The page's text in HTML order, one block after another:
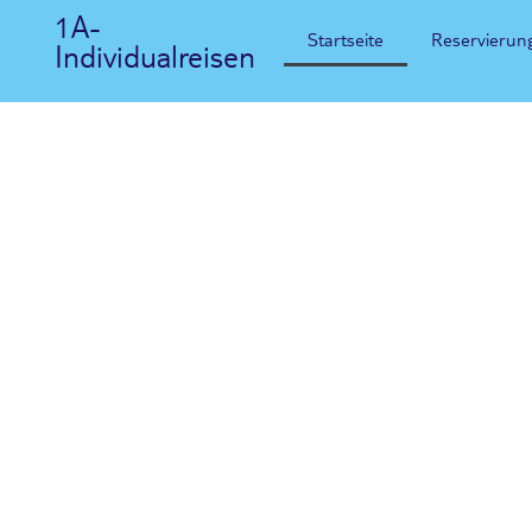
1A-
Individualreisen Startseite